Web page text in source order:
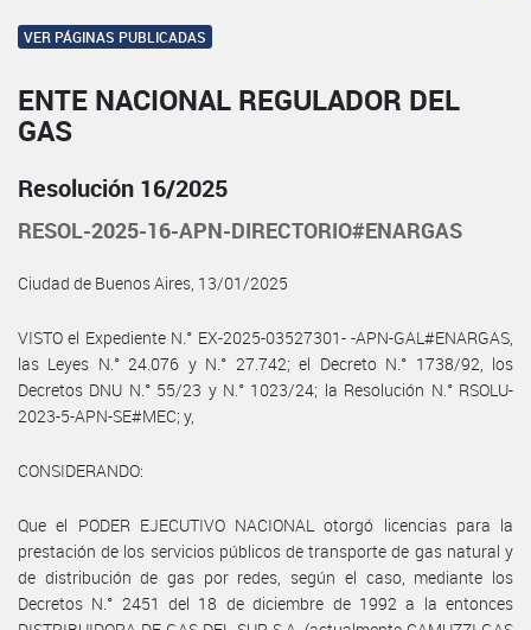
VER PÁGINAS PUBLICADAS
ENTE NACIONAL REGULADOR DEL
GAS
Resolución 16/2025
RESOL-2025-16-APN-DIRECTORIO#ENARGAS
Ciudad de Buenos Aires, 13/01/2025
VISTO el Expediente N.° EX-2025-03527301- -APN-GAL#ENARGAS,
las Leyes N.° 24.076 y N.° 27.742; el Decreto N.° 1738/92, los
Decretos DNU N.° 55/23 y N.° 1023/24; la Resolución N.° RSOLU-
2023-5-APN-SE#MEC; y,
CONSIDERANDO:
Que el PODER EJECUTIVO NACIONAL otorgó licencias para la
prestación de los servicios públicos de transporte de gas natural y
de distribución de gas por redes, según el caso, mediante los
Decretos N.° 2451 del 18 de diciembre de 1992 a la entonces